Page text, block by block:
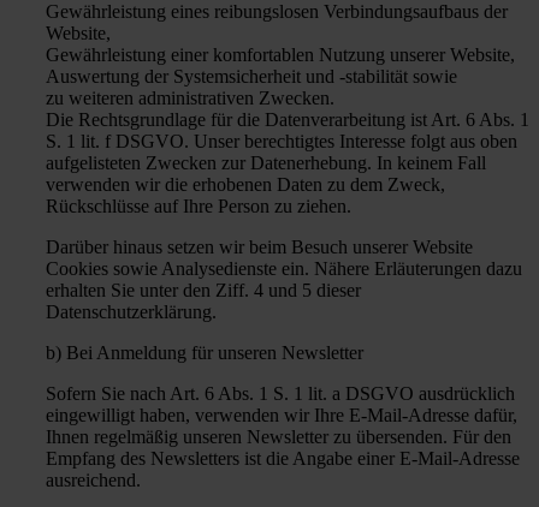
Gewährleistung eines reibungslosen Verbindungsaufbaus der
Website,
Gewährleistung einer komfortablen Nutzung unserer Website,
Auswertung der Systemsicherheit und -stabilität sowie
zu weiteren administrativen Zwecken.
Die Rechtsgrundlage für die Datenverarbeitung ist Art. 6 Abs. 1
S. 1 lit. f DSGVO. Unser berechtigtes Interesse folgt aus oben
aufgelisteten Zwecken zur Datenerhebung. In keinem Fall
verwenden wir die erhobenen Daten zu dem Zweck,
Rückschlüsse auf Ihre Person zu ziehen.
Darüber hinaus setzen wir beim Besuch unserer Website
Cookies sowie Analysedienste ein. Nähere Erläuterungen dazu
erhalten Sie unter den Ziff. 4 und 5 dieser
Datenschutzerklärung.
b) Bei Anmeldung für unseren Newsletter
Sofern Sie nach Art. 6 Abs. 1 S. 1 lit. a DSGVO ausdrücklich
eingewilligt haben, verwenden wir Ihre E-Mail-Adresse dafür,
Ihnen regelmäßig unseren Newsletter zu übersenden. Für den
Empfang des Newsletters ist die Angabe einer E-Mail-Adresse
ausreichend.